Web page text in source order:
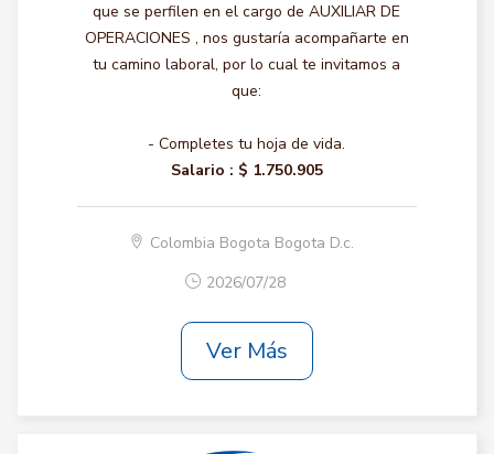
que se perfilen en el cargo de AUXILIAR DE
OPERACIONES , nos gustaría acompañarte en
tu camino laboral, por lo cual te invitamos a
que:
- Completes tu hoja de vida.
Salario : $ 1.750.905
Colombia Bogota Bogota D.c.
2026/07/28
Ver Más